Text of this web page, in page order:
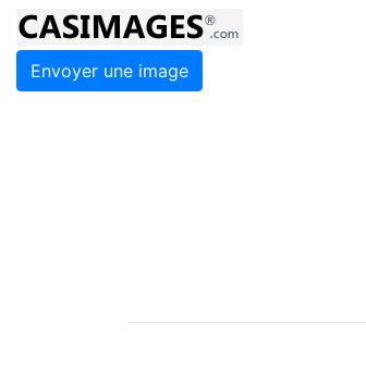
Envoyer une image